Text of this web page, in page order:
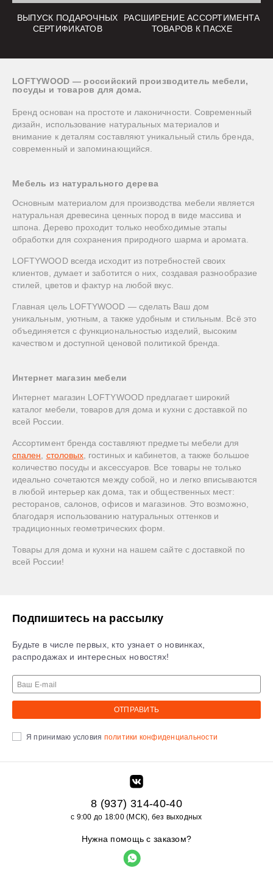
ВЫПУСК ПОДАРОЧНЫХ
СЕРТИФИКАТОВ
РАСШИРЕНИЕ АССОРТИМЕНТА
ТОВАРОВ К ПАСХЕ
LOFTYWOOD — российский производитель мебели,
посуды и товаров для дома.
Бренд основан на простоте и лаконичности. Современный
дизайн, использование натуральных материалов и
внимание к деталям составляют уникальный стиль бренда,
современный и запоминающийся.
Мебель из натурального дерева
Основным материалом для производства мебели является
натуральная древесина ценных пород в виде массива и
шпона. Дерево проходит только необходимые этапы
обработки для сохранения природного шарма и аромата.
LOFTYWOOD всегда исходит из потребностей своих
клиентов, думает и заботится о них, создавая разнообразие
стилей, цветов и фактур на любой вкус.
Главная цель LOFTYWOOD — сделать Ваш дом
уникальным, уютным, а также удобным и стильным. Всё это
объединяется с функциональностью изделий, высоким
качеством и доступной ценовой политикой бренда.
Интернет магазин мебели
Интернет магазин LOFTYWOOD предлагает широкий
каталог мебели, товаров для дома и кухни с доставкой по
всей России.
Ассортимент бренда составляют предметы мебели для
спален
столовых , гостиных и кабинетов, а также большое
количество посуды и аксессуаров. Все товары не только
идеально сочетаются между собой, но и легко вписываются
в любой интерьер как дома, так и общественных мест:
ресторанов, салонов, офисов и магазинов. Это возможно,
благодаря использованию натуральных оттенков и
традиционных геометрических форм.
Товары для дома и кухни на нашем сайте с доставкой по
всей России!
Подпишитесь на рассылку
Будьте в числе первых, кто узнает о новинках,
распродажах и интересных новостях!
ОТПРАВИТЬ
Я принимаю условия политики конфиденциальности
8 (937) 314-40-40
с 9:00 до 18:00 (МСК), без выходных
Нужна помощь с заказом?